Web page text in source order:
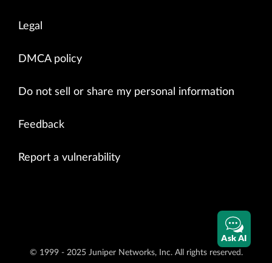
Legal
DMCA policy
Do not sell or share my personal information
Feedback
Report a vulnerability
© 1999 - 2025 Juniper Networks, Inc. All rights reserved.
Ask AI